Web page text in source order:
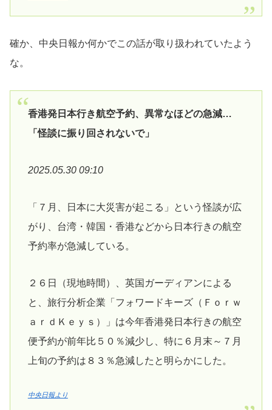
確か、中央日報か何かでこの話が取り扱われていたよう
な。
香港発日本行き航空予約、異常なほどの急減…
「怪談に振り回されないで」
2025.05.30 09:10
「７月、日本に大災害が起こる」という怪談が広
がり、台湾・韓国・香港などから日本行きの航空
予約率が急減している。
２６日（現地時間）、英国ガーディアンによる
と、旅行分析企業「フォワードキーズ（Ｆｏｒｗ
ａｒｄＫｅｙｓ）」は今年香港発日本行きの航空
便予約が前年比５０％減少し、特に６月末～７月
上旬の予約は８３％急減したと明らかにした。
中央日報より